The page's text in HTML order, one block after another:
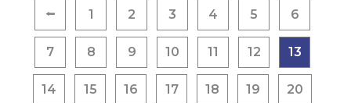
Posts
pagination
⭠ 1 2 3 4 5 6
7 8 9 10 11 12 13
14 15 16 17 18 19 20